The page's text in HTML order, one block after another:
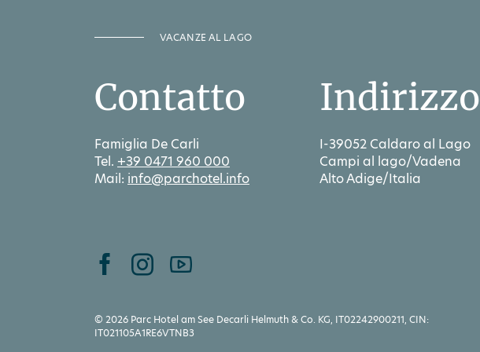
VACANZE AL LAGO
Contatto
Famiglia De Carli
Tel. +39 0471 960 000
Mail: info@parchotel.info
Indirizzo
I-39052 Caldaro al Lago
Campi al lago/Vadena
Alto Adige/Italia
© 2026 Parc Hotel am See Decarli Helmuth & Co. KG, IT02242900211, CIN:
IT021105A1RE6VTNB3